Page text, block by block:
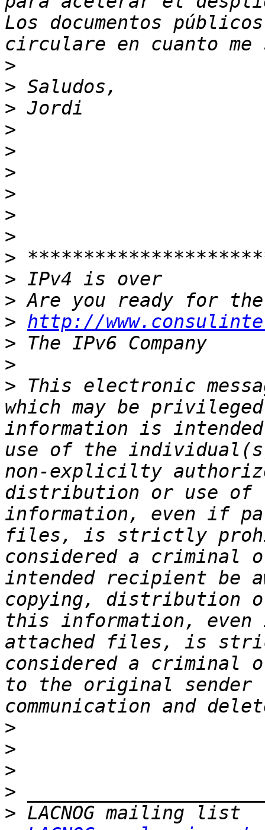
Los documentos
>
>
>
>
>
>
>
>
>
>
>
>
> http://
>
>
> This electronic
which may be
information is
use of the
non-explicilty
distribution or use of
information, even if
files, is strictly
considered a criminal
intended recipient be
copying, distribution
this information,
attached files, is
considered a criminal
to the original sender
>
>
>
>
>